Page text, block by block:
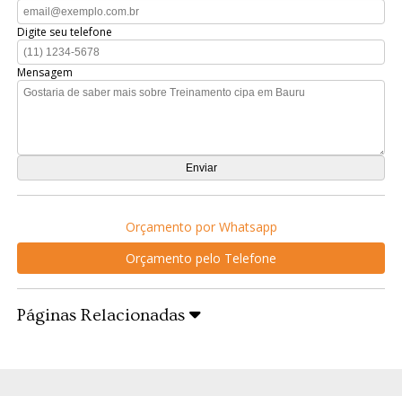
Digite seu telefone
Mensagem
Orçamento por Whatsapp
Orçamento pelo Telefone
Páginas Relacionadas